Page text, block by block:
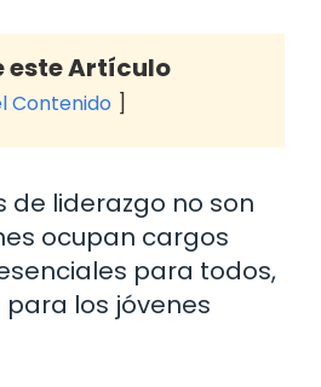
este Artículo
Contenido
de liderazgo no son
ocupan cargos
para todos,
los jóvenes